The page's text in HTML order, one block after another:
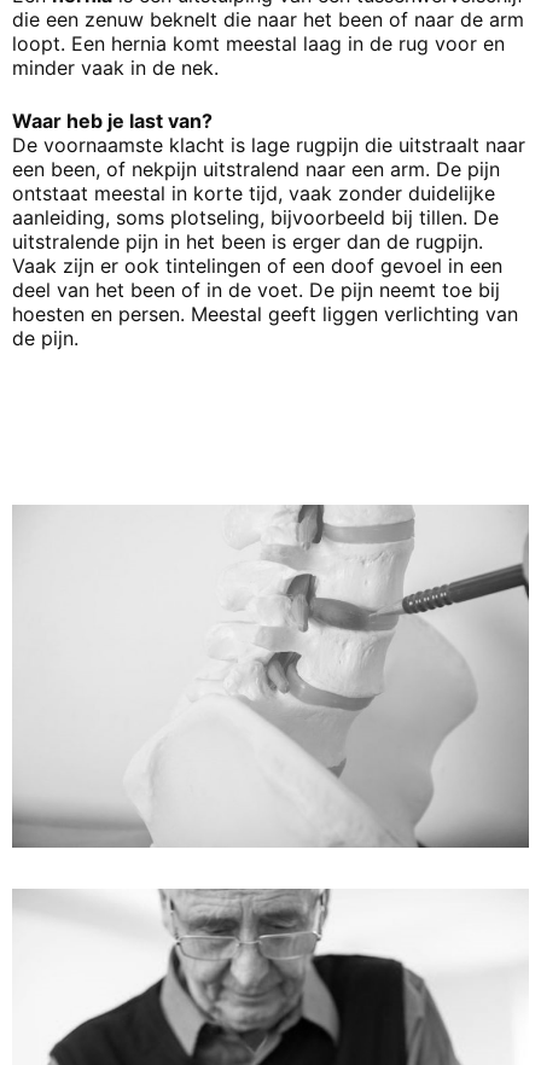
die een zenuw beknelt die naar het been of naar de arm
loopt. Een hernia komt meestal laag in de rug voor en
minder vaak in de nek.
Waar heb je last van?
De voornaamste klacht is lage rugpijn die uitstraalt naar
een been, of nekpijn uitstralend naar een arm. De pijn
ontstaat meestal in korte tijd, vaak zonder duidelijke
aanleiding, soms plotseling, bijvoorbeeld bij tillen. De
uitstralende pijn in het been is erger dan de rugpijn.
Vaak zijn er ook tintelingen of een doof gevoel in een
deel van het been of in de voet. De pijn neemt toe bij
hoesten en persen. Meestal geeft liggen verlichting van
de pijn.